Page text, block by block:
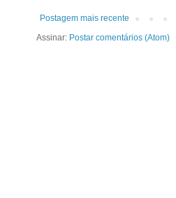
Postagem mais recente
Assinar: Postar comentários (Atom)